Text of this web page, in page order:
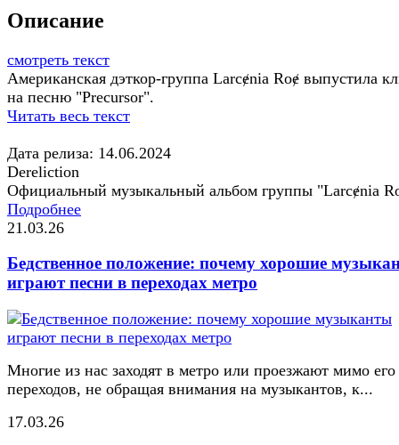
Описание
смотреть текст
Американская дэткор-группа Larcɇnia Roɇ выпустила
на песню "Precursor".
Читать весь текст
Дата релиза: 14.06.2024
Dereliction
Официальный музыкальный альбом группы "Larcɇnia
Подробнее
21.03.26
Бедственное положение: почему хорошие
играют песни в переходах метро
Многие из нас заходят в метро или проезжают мимо его
переходов, не обращая внимания на музыкантов, к...
17.03.26